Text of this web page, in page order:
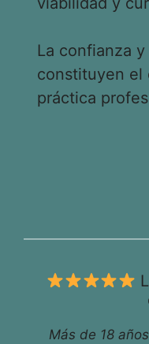
La confianza
constituyen el
práctica
Más de 18